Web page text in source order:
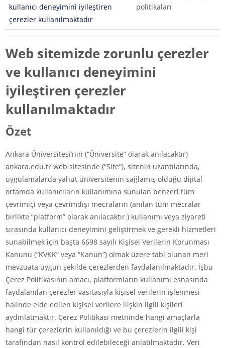
kullanıcı deneyimini iyileştiren
çerezler kullanılmaktadır
politikaları
Web sitemizde zorunlu çerezler
ve kullanıcı deneyimini
iyileştiren çerezler
kullanılmaktadır
Özet
Ankara Üniversitesi’nin (“Üniversite” olarak anılacaktır)
ankara.edu.tr web sitesinde (“Site”), sitenin uzantılarında,
uygulamalarda yahut üniversitenin sağlamış olduğu dijital
ortamda kullanıcıların kullanımına sunulan benzeri tüm
çevrimiçi veya çevrimdışı mecraların (anılan tüm mecralar
birlikte “platform” olarak anılacaktır.) kullanımı veya ziyareti
sırasında kullanıcı deneyimini geliştirmek ve gerekli hizmetleri
sunabilmek için başta 6698 sayılı Kişisel Verilerin Korunması
Kanunu (“KVKK” veya “Kanun”) olmak üzere tabi olunan meri
mevzuata uygun şekilde çerezlerden faydalanılmaktadır. İşbu
Çerez Politikasının amacı, platformların kullanımı esnasında
faydalanılan çerezler vasıtasıyla kişisel verilerin işlenmesi
halinde elde edilen kişisel verilere ilişkin ilgili kişileri
aydınlatmaktır. Çerez Politikası metninde hangi amaçlarla
hangi tür çerezlerin kullanıldığı ve bu çerezlerin ilgili kişi
tarafından nasıl kontrol edilebileceği anlatılmaktadır. Veri